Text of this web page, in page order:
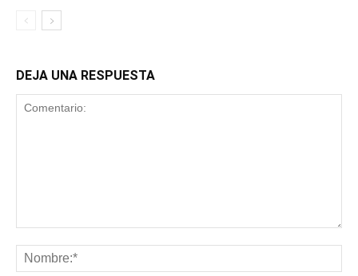
DEJA UNA RESPUESTA